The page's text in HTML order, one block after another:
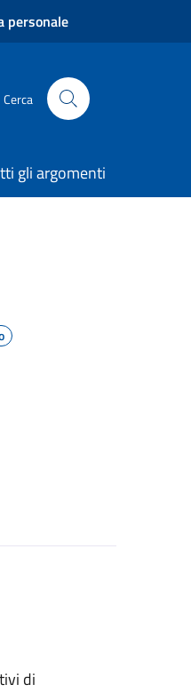
personale
Cerca
gli argomenti
di